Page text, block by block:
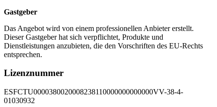
Gastgeber
Das Angebot wird von einem professionellen Anbieter erstellt.
Dieser Gastgeber hat sich verpflichtet, Produkte und
Dienstleistungen anzubieten, die den Vorschriften des EU-Rechts
entsprechen.
Lizenznummer
ESFCTU0000380020008238110000000000000VV-38-4-
01030932